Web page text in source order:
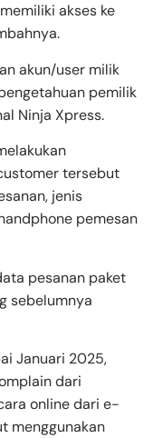
akses ke
akun/user milik
pemilik
Ninja Xpress.
tersebut
jenis
pemesan
pesanan paket
sebelumnya
Januari 2025,
dari
online dari e-
menggunakan